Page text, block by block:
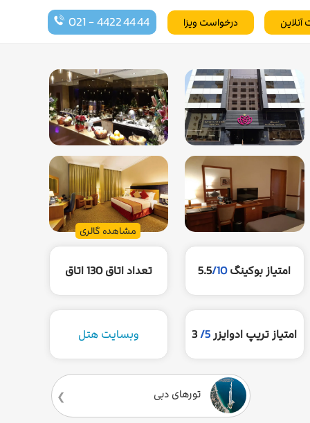
درخواست ویزا 021 - 4422 44 44 آنلاین
مشاهده گالری
امتیاز بوکینگ 5.5/10 تعداد اتاق130 اتاق
امتیاز تریپ ادوایزر5/
3 وبسایت هتل
تورهای دبی